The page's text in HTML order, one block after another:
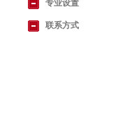
专业设置
联系方式